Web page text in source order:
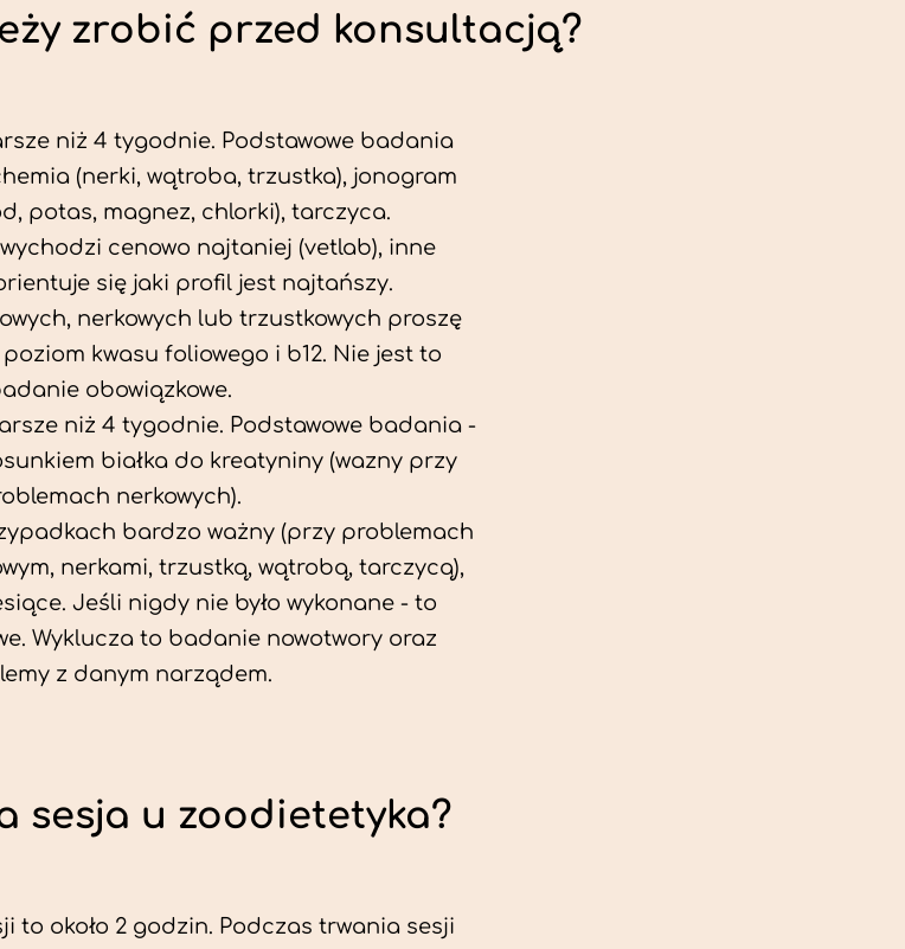
zrobić przed konsultacją?
niż 4 tygodnie. Podstawowe badania
(nerki, wątroba, trzustka), jonogram
potas, magnez, chlorki), tarczyca.
cenowo najtaniej (vetlab), inne
się jaki profil jest najtańszy.
nerkowych lub trzustkowych proszę
kwasu foliowego i b12. Nie jest to
obowiązkowe.
niż 4 tygodnie. Podstawowe badania -
białka do kreatyniny (wazny przy
nerkowych).
bardzo ważny (przy problemach
nerkami, trzustką, wątrobą, tarczycą),
Jeśli nigdy nie było wykonane - to
Wyklucza to badanie nowotwory oraz
z danym narządem.
sesja u zoodietetyka?
to około 2 godzin. Podczas trwania sesji